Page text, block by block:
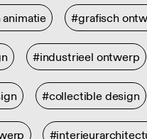
#grafisch
#industrieel ontwerp
#collectible design